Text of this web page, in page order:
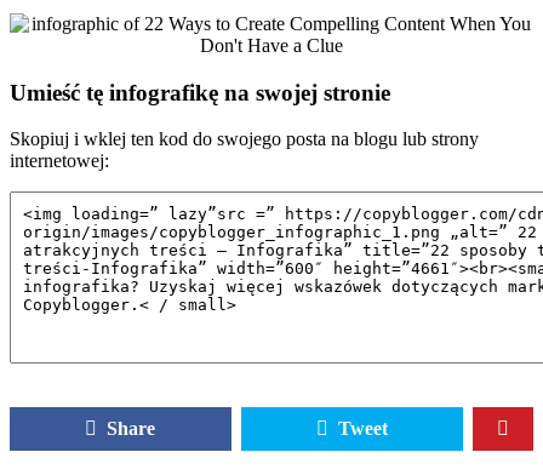
Umieść tę infografikę na swojej stronie
Skopiuj i wklej ten kod do swojego posta na blogu lub strony
internetowej:
Share Tweet